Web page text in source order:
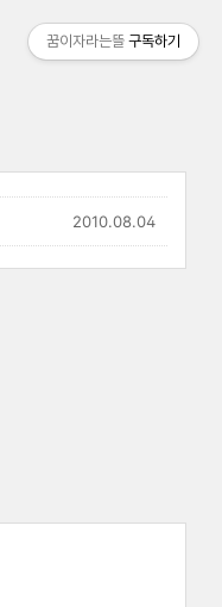
2010.08.04
꿈이자라는뜰 구독하기